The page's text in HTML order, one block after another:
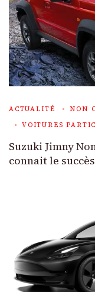
ACTUALITÉ NON
VOITURES
Suzuki Jimny
connait le succès